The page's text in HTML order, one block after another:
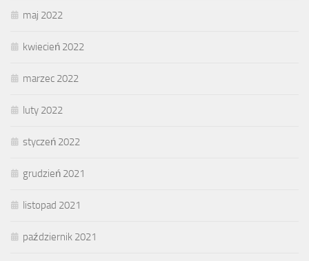
maj 2022
kwiecień 2022
marzec 2022
luty 2022
styczeń 2022
grudzień 2021
listopad 2021
październik 2021